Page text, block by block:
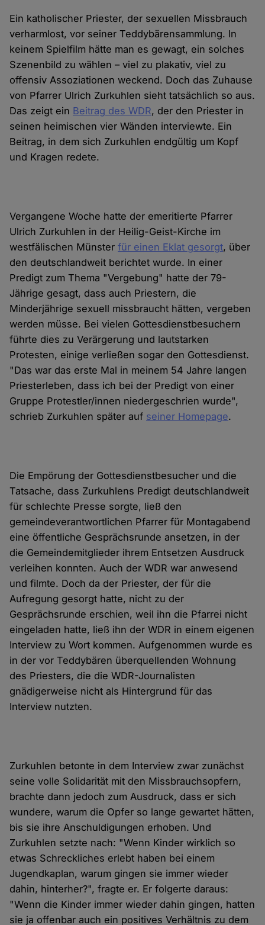
Ein katholischer Priester, der sexuellen Missbrauch
verharmlost, vor seiner Teddybärensammlung. In
keinem Spielfilm hätte man es gewagt, ein solches
Szenenbild zu wählen – viel zu plakativ, viel zu
offensiv Assoziationen weckend. Doch das Zuhause
von Pfarrer Ulrich Zurkuhlen sieht tatsächlich so aus.
Das zeigt ein Beitrag des WDR, der den Priester in
seinen heimischen vier Wänden interviewte. Ein
Beitrag, in dem sich Zurkuhlen endgültig um Kopf
und Kragen redete.
Vergangene Woche hatte der emeritierte Pfarrer
Ulrich Zurkuhlen in der Heilig-Geist-Kirche im
westfälischen Münsterfür einen Eklat gesorgt, über
den deutschlandweit berichtet wurde. In einer
Predigt zum Thema "Vergebung" hatte der 79-
Jährige gesagt, dass auch Priestern, die
Minderjährige sexuell missbraucht hätten, vergeben
werden müsse. Bei vielen Gottesdienstbesuchern
führte dies zu Verärgerung und lautstarken
Protesten, einige verließen sogar den Gottesdienst.
"Das war das erste Mal in meinem 54 Jahre langen
Priesterleben, dass ich bei der Predigt von einer
Gruppe Protestler/innen niedergeschrien wurde",
schrieb Zurkuhlen später auf seiner Homepage.
Die Empörung der Gottesdienstbesucher und die
Tatsache, dass Zurkuhlens Predigt deutschlandweit
für schlechte Presse sorgte, ließ den
gemeindeverantwortlichen Pfarrer für Montagabend
eine öffentliche Gesprächsrunde ansetzen, in der
die Gemeindemitglieder ihrem Entsetzen Ausdruck
verleihen konnten. Auch der WDR war anwesend
und filmte. Doch da der Priester, der für die
Aufregung gesorgt hatte, nicht zu der
Gesprächsrunde erschien, weil ihn die Pfarrei nicht
eingeladen hatte, ließ ihn der WDR in einem eigenen
Interview zu Wort kommen. Aufgenommen wurde es
in der vor Teddybären überquellenden Wohnung
des Priesters, die die WDR-Journalisten
gnädigerweise nicht als Hintergrund für das
Interview nutzten.
Zurkuhlen betonte in dem Interview zwar zunächst
seine volle Solidarität mit den Missbrauchsopfern,
brachte dann jedoch zum Ausdruck, dass er sich
wundere, warum die Opfer so lange gewartet hätten,
bis sie ihre Anschuldigungen erhoben. Und
Zurkuhlen setzte nach: "Wenn Kinder wirklich so
etwas Schreckliches erlebt haben bei einem
Jugendkaplan, warum gingen sie immer wieder
dahin, hinterher?", fragte er. Er folgerte daraus:
"Wenn die Kinder immer wieder dahin gingen, hatten
sie ja offenbar auch ein positives Verhältnis zu dem